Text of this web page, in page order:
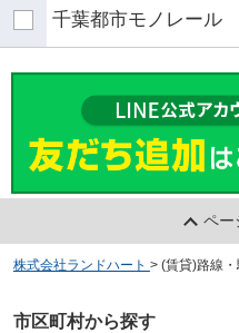
千葉都市モノレール
ペー
株式会社ランドハート > (賃貸)路線
市区町村から探す